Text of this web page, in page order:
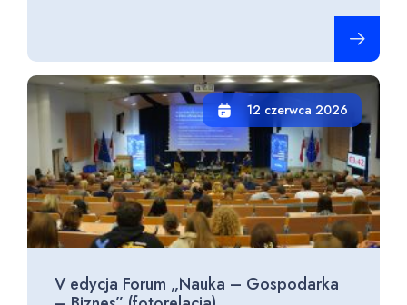
12 czerwca 2026
V edycja Forum „Nauka – Gospodarka